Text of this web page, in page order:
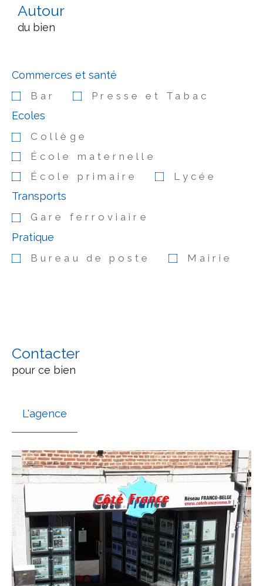
Autour
du bien
Commerces et santé
Bar Presse et Tabac
Ecoles
Collège
École maternelle
École primaire
Lycée
Transports
Gare ferroviaire
Pratique
Bureau de poste Mairie
Contacter
pour ce bien
L'agence